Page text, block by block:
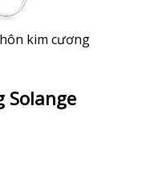
kim cương
Solange